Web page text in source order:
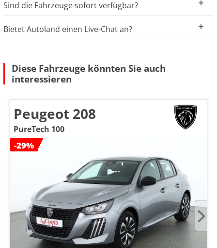
Sind die Fahrzeuge sofort verfügbar?
Bietet Autoland einen Live-Chat an?
Diese Fahrzeuge könnten Sie auch
interessieren
Peugeot 208
PureTech 100
-29%